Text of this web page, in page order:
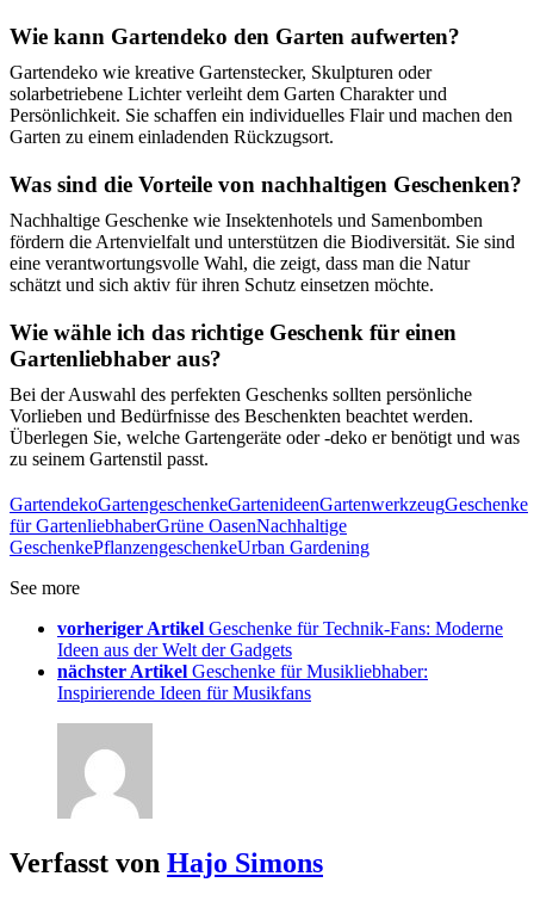
Wie kann Gartendeko den Garten aufwerten?
Gartendeko wie kreative Gartenstecker, Skulpturen oder
solarbetriebene Lichter verleiht dem Garten Charakter und
Persönlichkeit. Sie schaffen ein individuelles Flair und machen den
Garten zu einem einladenden Rückzugsort.
Was sind die Vorteile von nachhaltigen Geschenken?
Nachhaltige Geschenke wie Insektenhotels und Samenbomben
fördern die Artenvielfalt und unterstützen die Biodiversität. Sie sind
eine verantwortungsvolle Wahl, die zeigt, dass man die Natur
schätzt und sich aktiv für ihren Schutz einsetzen möchte.
Wie wähle ich das richtige Geschenk für einen
Gartenliebhaber aus?
Bei der Auswahl des perfekten Geschenks sollten persönliche
Vorlieben und Bedürfnisse des Beschenkten beachtet werden.
Überlegen Sie, welche Gartengeräte oder -deko er benötigt und was
zu seinem Gartenstil passt.
GartendekoGartengeschenkeGartenideenGartenwerkzeugGeschenke
für GartenliebhaberGrüne OasenNachhaltige
GeschenkePflanzengeschenkeUrban Gardening
See more
vorheriger Artikel Geschenke für Technik-Fans: Moderne
Ideen aus der Welt der Gadgets
nächster Artikel Geschenke für Musikliebhaber:
Inspirierende Ideen für Musikfans
Verfasst von Hajo Simons